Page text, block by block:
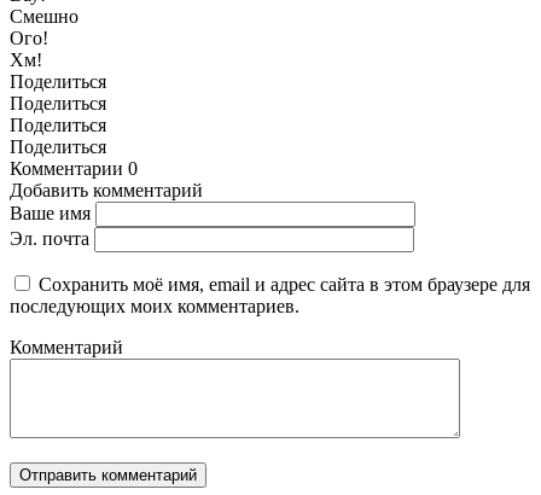
Смешно
Ого!
Хм!
Поделиться
Поделиться
Поделиться
Поделиться
Комментарии 0
Добавить комментарий
Ваше имя
Эл. почта
Сохранить моё имя, email и адрес сайта в этом браузере для
последующих моих комментариев.
Комментарий